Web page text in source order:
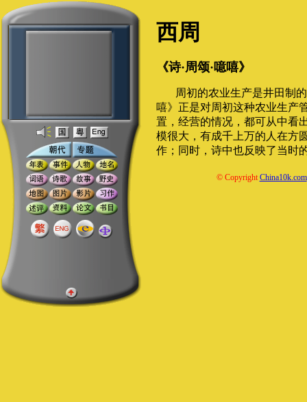
西周
《诗·周颂·噫嘻》
周初的农业生产是井田制
嘻》正是对周初这种农业生产
置，经营的情况，都可从中看
模很大，有成千上万的人在方
作；同时，诗中也反映了当时
© CopyrightChina10k.com